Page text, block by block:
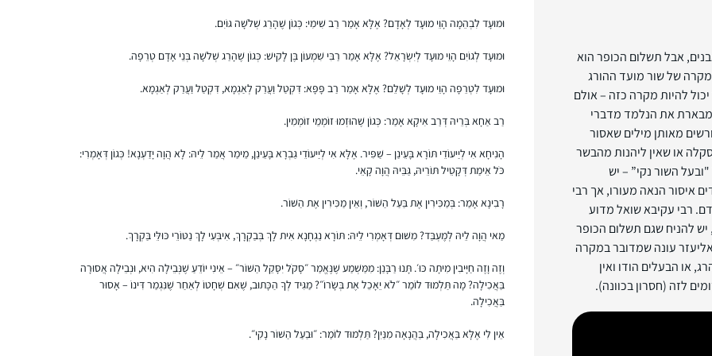
אבל תשלום הכופר הוא
של שור מועד ההורג
להיות מקרה כזה – אולם
את הנלמד מדברי
מאותן מילים שאסור
או שאין ליהנות מהבשר
השור נקי” – יש
איסור הנאה מעורו, אך רבי
רבי עקיבא שואל מדוע
יש להניח שגם תשלום הכופר
אליעזר עונה שמדובר במקרה
או הבעלים הודו ואין
לזה (חסרון בכוונה).
וּמוּעָד לִבְהֵמָה הָוֵי מוּעָד לְאָדָם? אֶלָּא אָמַר רַב שִׁימִי: כְּגוֹן שֶׁהָרַג שְׁלֹשָׁה גּוֹיִם.
וּמוּעָד לְגוֹיִם הָוֵי מוּעָד לְיִשְׂרָאֵל? אֶלָּא אָמַר רַבִּי שִׁמְעוֹן בֶּן לָקִישׁ: כְּגוֹן שֶׁהָרַג שְׁלֹשָׁה בְּנֵי אָדָם טְרֵפָה.
וּמוּעָד לִטְרֵפָה הָוֵי מוּעָד לְשָׁלֵם? אֶלָּא אָמַר רַב פָּפָּא: דִּקְטַל וַעֲרַק לְאַגְמָא, דִּקְטַל וַעֲרַק לְאַגְמָא.
רַב אַחָא בְּרֵיהּ דְּרַב אִיקָא אָמַר: כְּגוֹן שֶׁהוּזְמוּ זוֹמְמֵי זוֹמְמִין.
הָנִיחָא אִי לְיַיעוֹדֵי תּוֹרָא בָּעֵינַן – שַׁפִּיר. אֶלָּא אִי לְיַיעוֹדֵי גַּבְרָא בָּעֵינַן, מֵימַר אֲמַר לֵיהּ: לָא הֲוָה יָדַעְנָא! כְּגוֹן דְּאָמְרִי:
כֹּל אֵימַת דְּקָטֵיל תּוֹרֵיהּ, גַּבֵּיהּ הֲוָה קָאֵי.
רָבִינָא אָמַר: בְּמַכִּירִין אֶת בַּעַל הַשּׁוֹר, וְאֵין מַכִּירִין אֶת הַשּׁוֹר.
מַאי הֲוָה לֵיהּ לְמֶעְבַּד? מִשּׁוּם דְּאָמְרִי לֵיהּ: תּוֹרָא נַגְחָנָא אִית לָךְ בְּבַקְרָךְ, אִיבְּעִי לָךְ נַטּוֹרֵי כּוּלֵּי בַּקְרָךְ.
וְזֶה וָזֶה חַיָּיבִין מִיתָה כּוּ׳. תָּנוּ רַבָּנַן: מִמַּשְׁמַע שֶׁנֶּאֱמַר ״סָקֹל יִסָּקֵל הַשּׁוֹר״ – אֵינִי יוֹדֵעַ שֶׁנְּבֵילָה הִיא, וּנְבֵילָה אֲסוּרָה
בַּאֲכִילָה? מָה תַּלְמוּד לוֹמַר ״לֹא יֵאָכֵל אֶת בְּשָׂרוֹ״? מַגִּיד לְךָ הַכָּתוּב, שֶׁאִם שְׁחָטוֹ לְאַחַר שֶׁנִּגְמַר דִּינוֹ – אָסוּר
בַּאֲכִילָה.
אֵין לִי אֶלָּא בַּאֲכִילָה, בַּהֲנָאָה מִנַּיִן? תַּלְמוּד לוֹמַר: ״וּבַעַל הַשּׁוֹר נָקִי״.
התחלתי בסיום הש”ס, יצאתי באורות. נשברתי
פעמיים, ובשתיהם הרבנית מישל עודדה להמשיך
איפה שכולם בסבב ולהשלים כשאוכל, וכך עשיתי
לאט לאט יותר נינוחה בסוגיות. לא כולם מבינים
חברותא ללימוד מסכת ראש השנה והציע לי.
נעשתה דרך הטלפון, כך שבסיום המסכת נפרדו
נכבשתי בקסם הגמרא ושכנעתי את האיש שלי
להצטרף אלי למסכת ביצה. מאז המשכנו הלאה,
שולמית סבן
נוקדים, ישראל